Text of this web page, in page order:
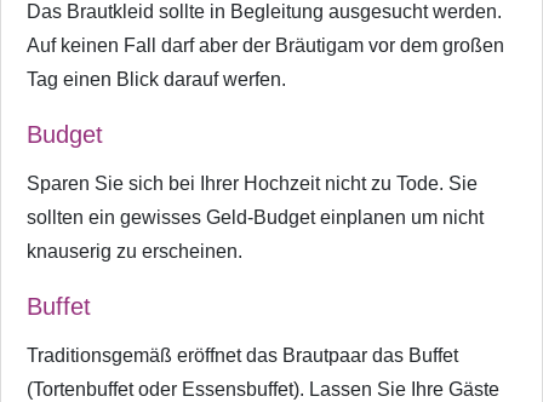
Das Brautkleid sollte in Begleitung ausgesucht werden.
Auf keinen Fall darf aber der Bräutigam vor dem großen
Tag einen Blick darauf werfen.
Budget
Sparen Sie sich bei Ihrer Hochzeit nicht zu Tode. Sie
sollten ein gewisses Geld-Budget einplanen um nicht
knauserig zu erscheinen.
Buffet
Traditionsgemäß eröffnet das Brautpaar das Buffet
(Tortenbuffet oder Essensbuffet). Lassen Sie Ihre Gäste